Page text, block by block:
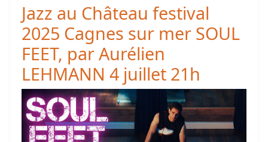
Jazz au Château festival
2025 Cagnes sur mer SOUL
FEET, par Aurélien
LEHMANN 4 juillet 21h